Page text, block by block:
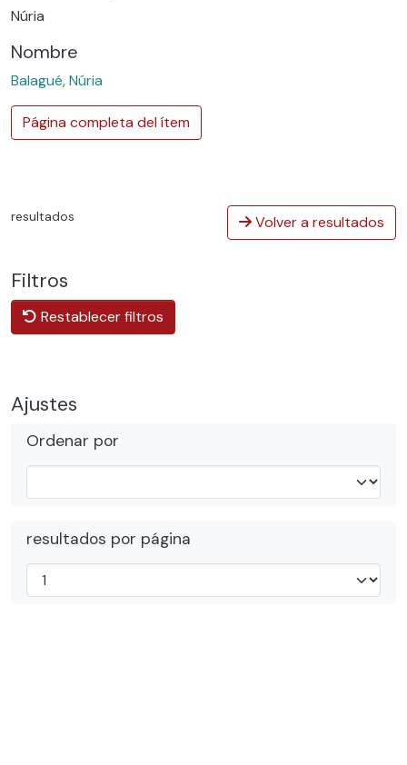
Núria
Nombre
Balagué, Núria
Página completa del ítem
resultados Volver a resultados
Filtros
Restablecer filtros
Ajustes
Ordenar por
resultados por página